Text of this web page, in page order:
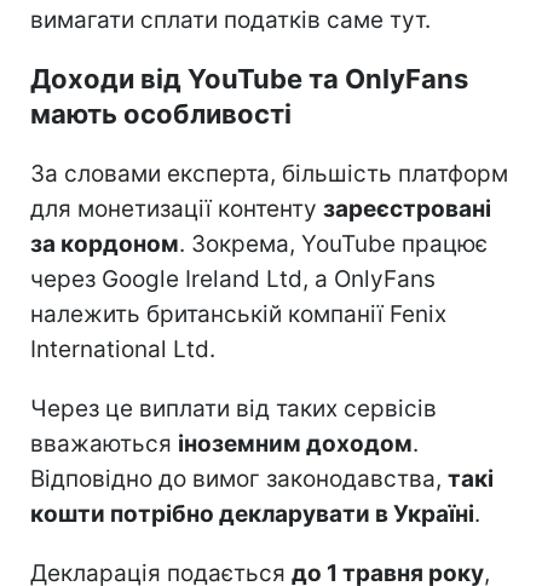
вимагати сплати податків саме тут.
Доходи від YouTube та OnlyFans
мають особливості
За словами експерта, більшість платформ
для монетизації контенту зареєстровані
за кордоном. Зокрема, YouTube працює
через Google Ireland Ltd, а OnlyFans
належить британській компанії Fenix
International Ltd.
Через це виплати від таких сервісів
вважаються іноземним доходом.
Відповідно до вимог законодавства, такі
кошти потрібно декларувати в Україні.
Декларація подається до 1 травня року,